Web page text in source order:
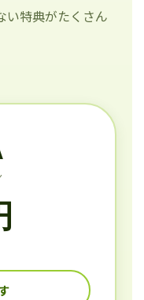
い特典がたくさん